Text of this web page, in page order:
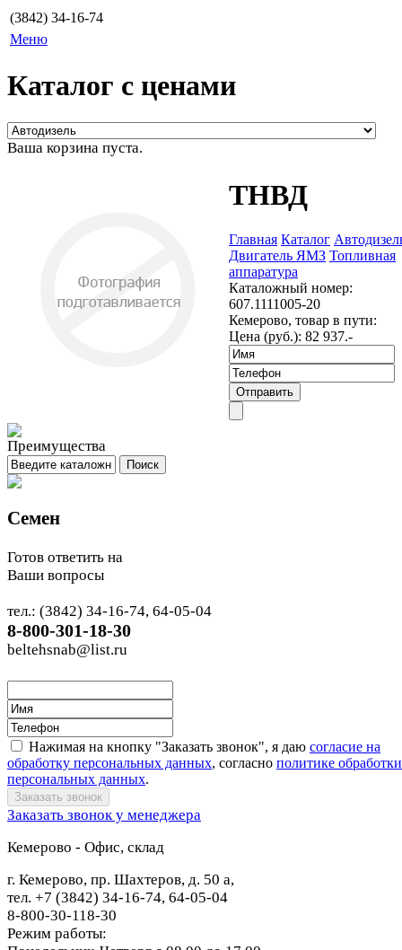
(3842) 34-16-74
Меню
Каталог с ценами
Ваша корзина пуста.
ТНВД
Главная Каталог
Двигатель ЯМЗ Топливная
аппаратура
Каталожный номер:
607.1111005-20
Кемерово, товар в пути:
Цена (руб.): 82 937.-
Семен
Готов ответить на
Ваши вопросы
тел.: (3842) 34-16-74, 64-05-04
8-800-301-18-30
beltehsnab@list.ru
Нажимая на кнопку "Заказать звонок", я даю согласие на
обработку персональных данных, согласно политике обработки
персональных данных.
Заказать звонок у менеджера
Кемерово - Офис, склад
г. Кемерово, пр. Шахтеров, д. 50 а,
тел. +7 (3842) 34-16-74, 64-05-04
8-800-30-118-30
Режим работы: